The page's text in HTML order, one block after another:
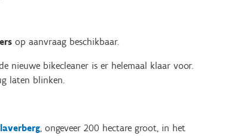
op aanvraag beschikbaar.
nieuwe bikecleaner is er helemaal klaar voor.
laten blinken.
, ongeveer 200 hectare groot, in het